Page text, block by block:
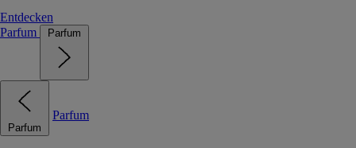
Entdecken
Parfum
Parfum
Parfum
Parfum